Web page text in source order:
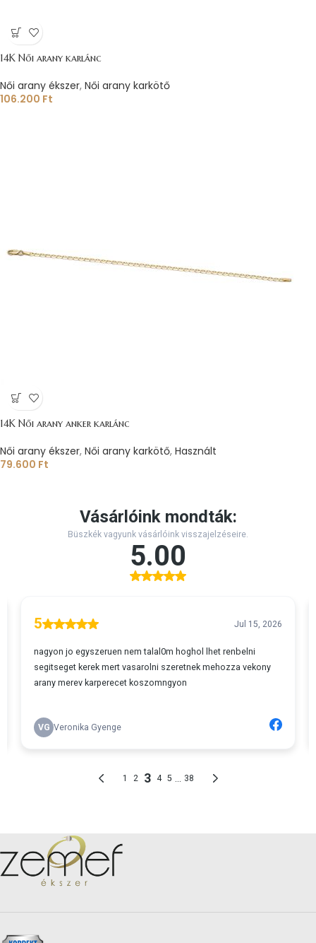
14K Női arany karlánc
Női arany ékszer, Női arany karkötő
106.200 Ft
14K Női arany anker karlánc
Női arany ékszer, Női arany karkötő, Használt
79.600 Ft